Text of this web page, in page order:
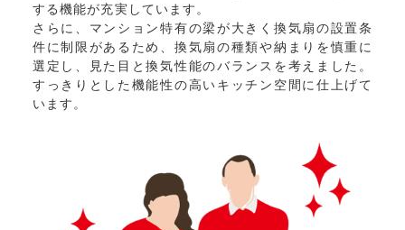
する機能が充実しています。
さらに、マンション特有の梁が大きく換気扇の設置条
件に制限があるため、換気扇の種類や納まりを慎重に
選定し、見た目と換気性能のバランスを考えました。
すっきりとした機能性の高いキッチン空間に仕上げて
います。